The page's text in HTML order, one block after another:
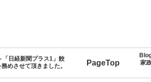
「日経新聞プラス1」餃
めさせて頂きました。
PageTop
家